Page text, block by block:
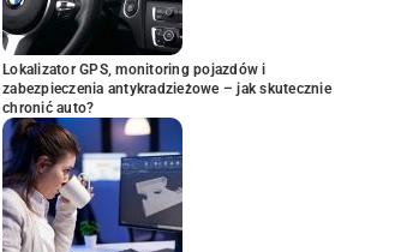
Lokalizator GPS, monitoring pojazdów i
zabezpieczenia antykradzieżowe – jak skutecznie
chronić auto?